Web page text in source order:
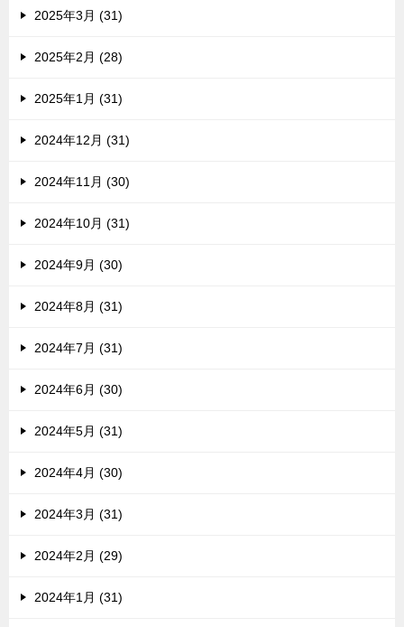
2025年3月 (31)
2025年2月 (28)
2025年1月 (31)
2024年12月 (31)
2024年11月 (30)
2024年10月 (31)
2024年9月 (30)
2024年8月 (31)
2024年7月 (31)
2024年6月 (30)
2024年5月 (31)
2024年4月 (30)
2024年3月 (31)
2024年2月 (29)
2024年1月 (31)